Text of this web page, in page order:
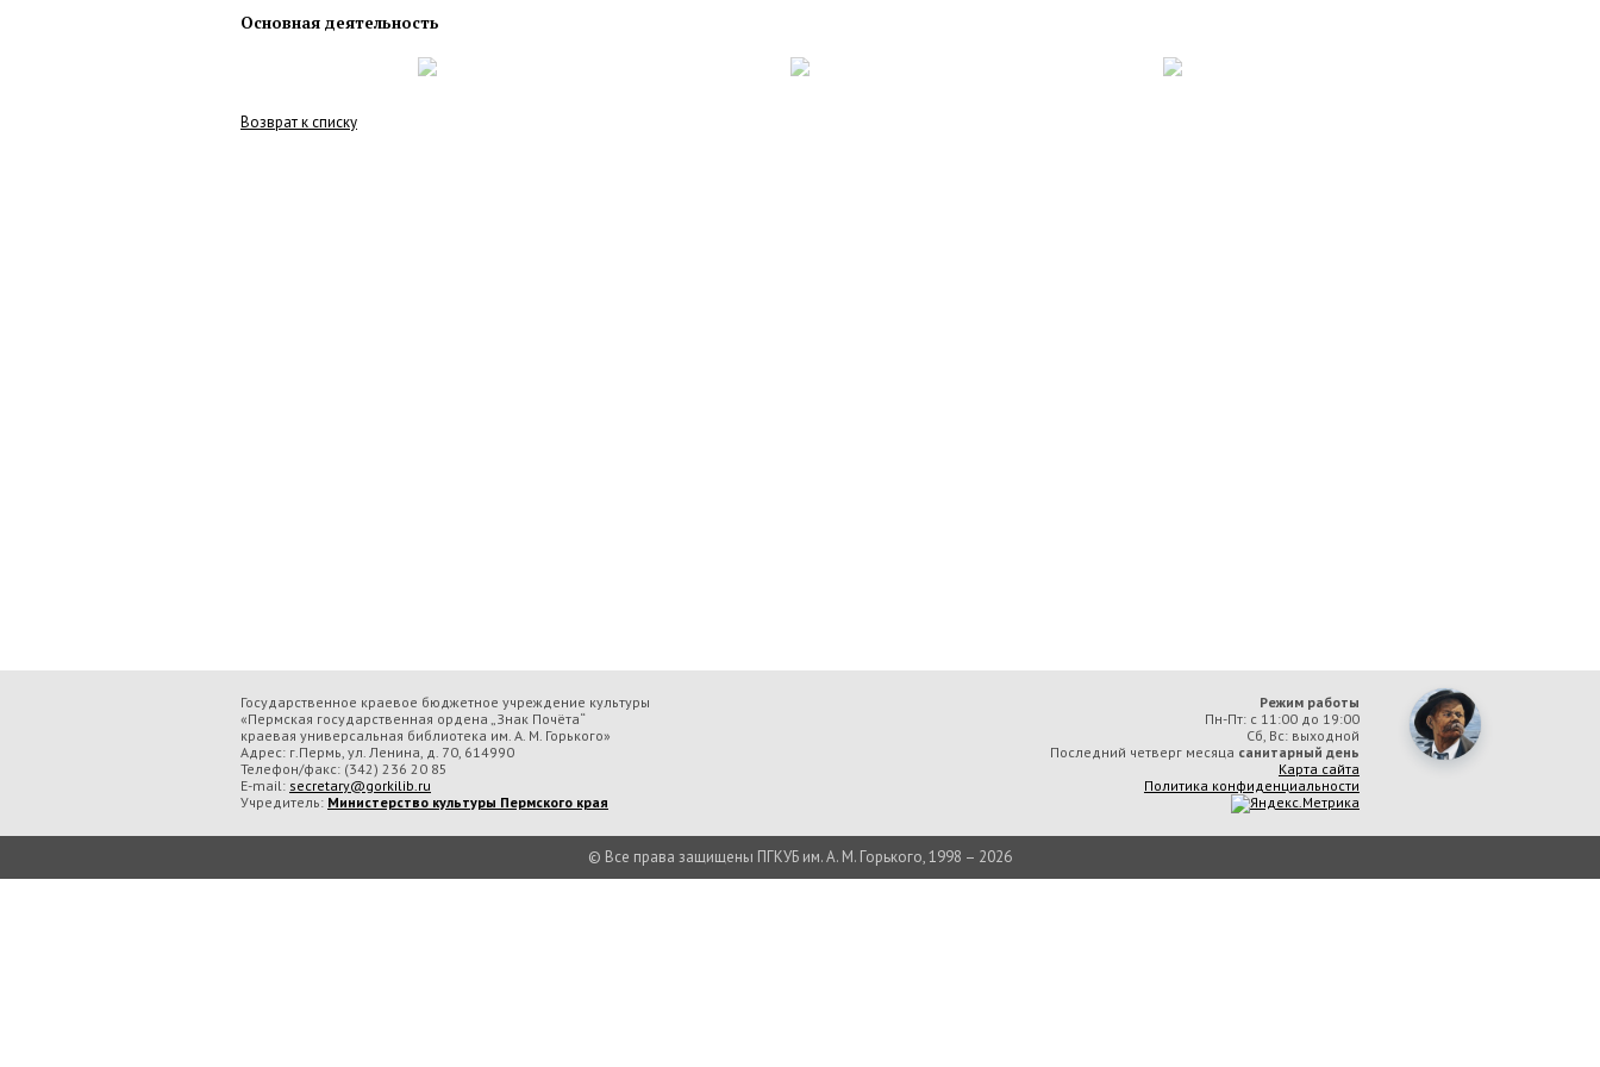
Основная деятельность
Возврат к списку
Государственное краевое бюджетное учреждение культуры
«Пермская государственная ордена „Знак Почёта“
краевая универсальная библиотека им. А. М. Горького»
Адрес: г.Пермь, ул. Ленина, д. 70, 614990
Телефон/факс: (342) 236 20 85
E-mail: secretary@gorkilib.ru
Учредитель: Министерство культуры Пермского края
Режим работы
Пн-Пт: с 11:00 до 19:00
Сб, Вс: выходной
Последний четверг месяца санитарный день
Карта сайта
Политика конфиденциальности
© Все права защищены ПГКУБ им. А. М. Горького, 1998 – 2026
Во время посещения сайта Государственное краевое бюджетное учреждение культуры «Пермская государственная ордена „Знак Почёта“ краевая универсальная библиотека им. А. М. Горького» вы соглашаетесь с тем, что мы
обрабатываем данные с использованием метрических программ.